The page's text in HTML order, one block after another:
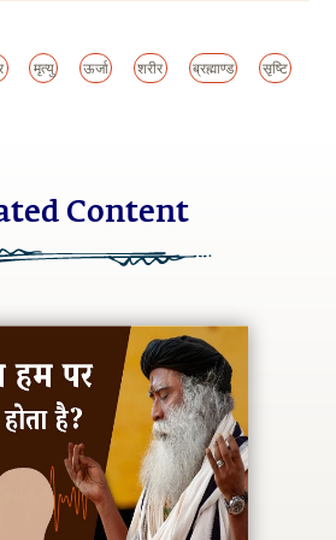
मृत्यु ऊर्जा शरीर ब्रह्माण्ड सृष्टि
Content